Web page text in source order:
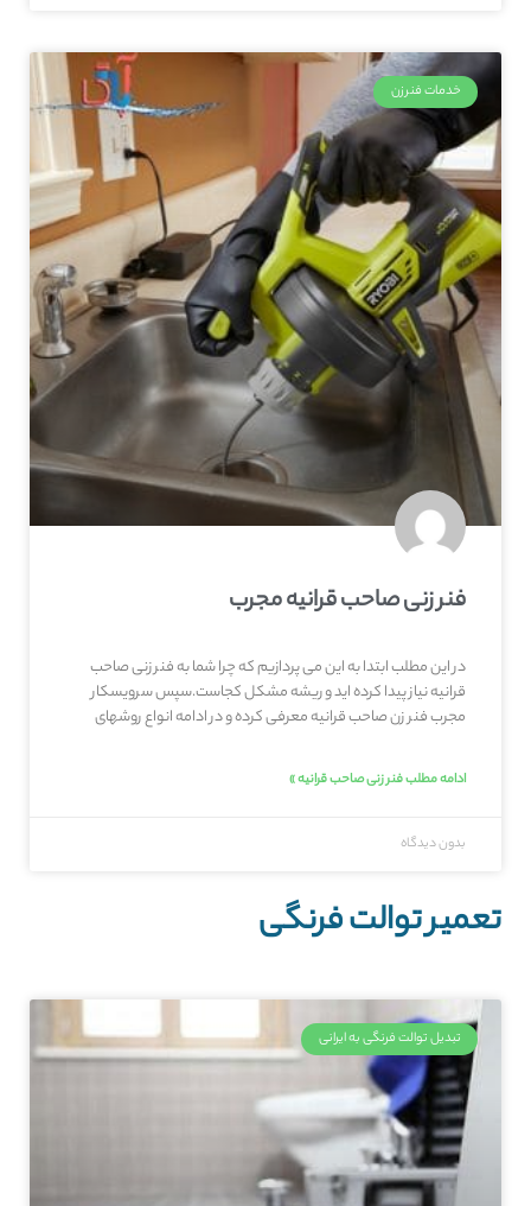
خدمات فنرزن
فنر زنی صاحب‌ قرانیه مجرب
در این مطلب ابتدا به این می پردازیم که چرا شما به فنر زنی صاحب‌
قرانیه نیاز پیدا کرده اید و ریشه مشکل کجاست.سپس سرویسکار
مجرب فنر زن صاحب‌ قرانیه معرفی کرده و در ادامه انواع روشهای
ادامه مطلب فنر زنی صاحب‌ قرانیه »
بدون دیدگاه
تعمیر توالت فرنگی
تبدیل توالت فرنگی به ایرانی